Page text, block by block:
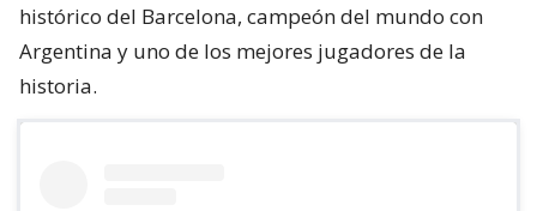
histórico del Barcelona, campeón del mundo con
Argentina y uno de los mejores jugadores de la
historia.